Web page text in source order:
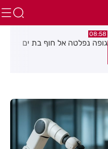
08:58
גופה נפלטה אל חוף בת ים